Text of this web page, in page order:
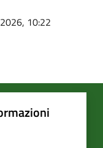
10:22